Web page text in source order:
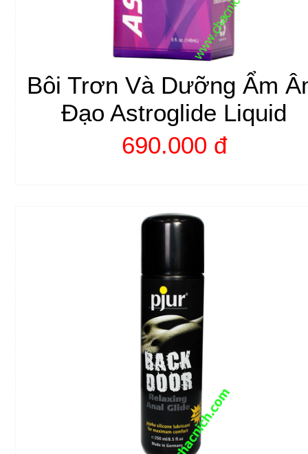
Bôi Trơn Và Dưỡng Ẩm
Đạo Astroglide Liquid
690.000 đ